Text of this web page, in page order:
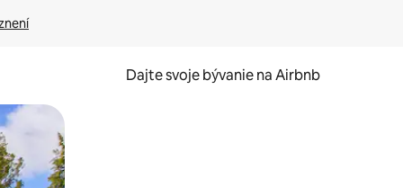
Dajte svoje bývanie na Airbnb